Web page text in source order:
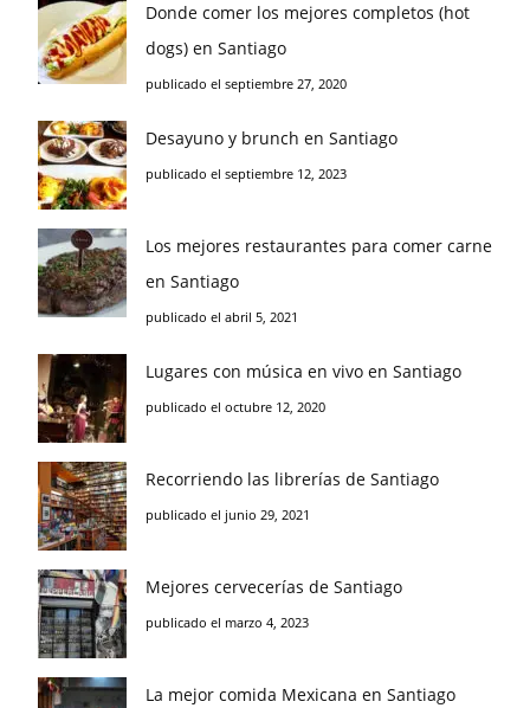
Donde comer los mejores completos (hot
dogs) en Santiago
publicado el septiembre 27, 2020
Desayuno y brunch en Santiago
publicado el septiembre 12, 2023
Los mejores restaurantes para comer carne
en Santiago
publicado el abril 5, 2021
Lugares con música en vivo en Santiago
publicado el octubre 12, 2020
Recorriendo las librerías de Santiago
publicado el junio 29, 2021
Mejores cervecerías de Santiago
publicado el marzo 4, 2023
La mejor comida Mexicana en Santiago